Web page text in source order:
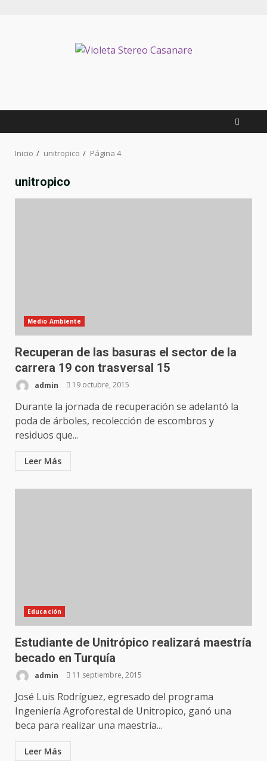
Inicio unitropico Página 4
unitropico
Medio Ambiente
Recuperan de las basuras el sector de la
carrera 19 con trasversal 15
admin 19 octubre, 2015
Durante la jornada de recuperación se adelantó la
poda de árboles, recolección de escombros y
residuos que...
Leer Más
Educación
Estudiante de Unitrópico realizará maestría
becado en Turquía
admin 11 septiembre, 2015
José Luis Rodríguez, egresado del programa
Ingeniería Agroforestal de Unitropico, ganó una
beca para realizar una maestría...
Leer Más